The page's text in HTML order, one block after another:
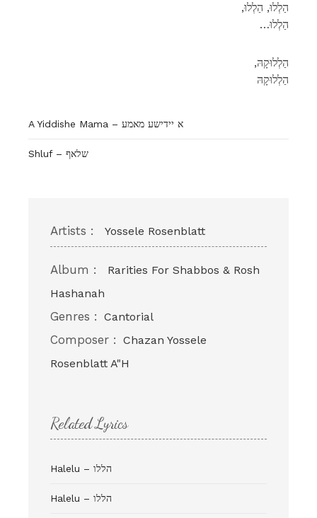
,הַלְלוּ, הַלְלוּ
…הַלְלוּ
,הַלְלוּקָהּ
הַלְלוּקָהּ
A Yiddishe Mama – א יידישע מאמע
Shluf – שלאף
Artists : Yossele Rosenblatt
Album :
Rarities For Shabbos & Rosh
Hashanah
Genres : Cantorial
Composer : Chazan Yossele
Rosenblatt A"H
Related Lyrics
Halelu – הללו
Halelu – הללו